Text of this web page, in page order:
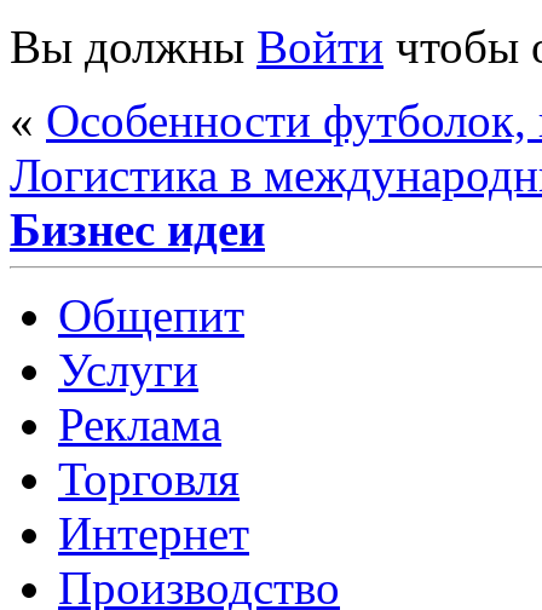
Вы должны Войти чтобы
« Особенности
Логистика в
Бизнес идеи
Общепит
Услуги
Реклама
Торговля
Интернет
Производство